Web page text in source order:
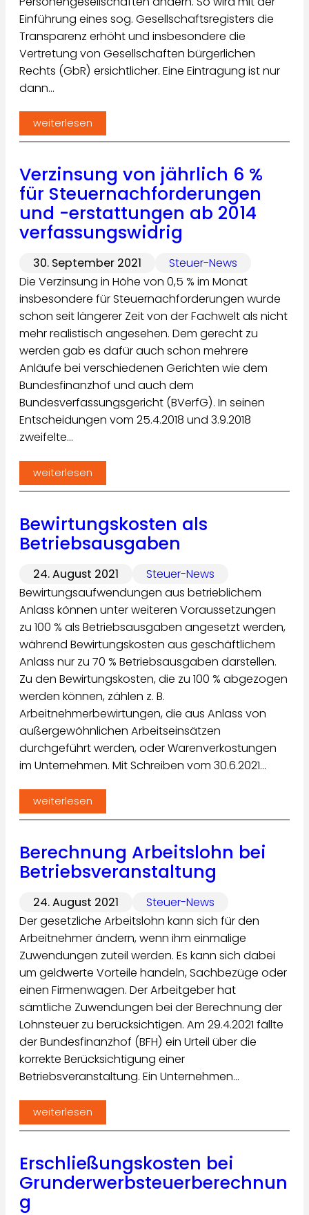
Einführung eines sog. Gesellschaftsregisters die
Transparenz erhöht und insbesondere die
Vertretung von Gesellschaften bürgerlichen
Rechts (GbR) ersichtlicher. Eine Eintragung ist nur
dann…
weiterlesen
Verzinsung von jährlich 6 %
für Steuernachforderungen
und -erstattungen ab 2014
verfassungswidrig
30. September 2021
Steuer-News
Die Verzinsung in Höhe von 0,5 % im Monat
insbesondere für Steuernachforderungen wurde
schon seit längerer Zeit von der Fachwelt als nicht
mehr realistisch angesehen. Dem gerecht zu
werden gab es dafür auch schon mehrere
Anläufe bei verschiedenen Gerichten wie dem
Bundesfinanzhof und auch dem
Bundesverfassungsgericht (BVerfG). In seinen
Entscheidungen vom 25.4.2018 und 3.9.2018
zweifelte…
weiterlesen
Bewirtungskosten als
Betriebsausgaben
24. August 2021
Steuer-News
Bewirtungsaufwendungen aus betrieblichem
Anlass können unter weiteren Voraussetzungen
zu 100 % als Betriebsausgaben angesetzt werden,
während Bewirtungskosten aus geschäftlichem
Anlass nur zu 70 % Betriebsausgaben darstellen.
Zu den Bewirtungskosten, die zu 100 % abgezogen
werden können, zählen z. B.
Arbeitnehmerbewirtungen, die aus Anlass von
außergewöhnlichen Arbeitseinsätzen
durchgeführt werden, oder Warenverkostungen
im Unternehmen. Mit Schreiben vom 30.6.2021…
weiterlesen
Berechnung Arbeitslohn bei
Betriebsveranstaltung
24. August 2021
Steuer-News
Der gesetzliche Arbeitslohn kann sich für den
Arbeitnehmer ändern, wenn ihm einmalige
Zuwendungen zuteil werden. Es kann sich dabei
um geldwerte Vorteile handeln, Sachbezüge oder
einen Firmenwagen. Der Arbeitgeber hat
sämtliche Zuwendungen bei der Berechnung der
Lohnsteuer zu berücksichtigen. Am 29.4.2021 fällte
der Bundesfinanzhof (BFH) ein Urteil über die
korrekte Berücksichtigung einer
Betriebsveranstaltung. Ein Unternehmen…
weiterlesen
Erschließungskosten bei
Grunderwerbsteuerberechnun
g